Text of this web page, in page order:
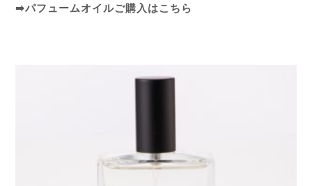
➡パフュームオイルご購入はこちら